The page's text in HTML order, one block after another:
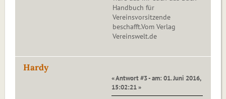
Handbuch für
Vereinsvorsitzende
beschafft.Vom Verlag
Vereinswelt.de
Hardy
« Antwort #3 - am: 01. Juni 2016,
15:02:21 »